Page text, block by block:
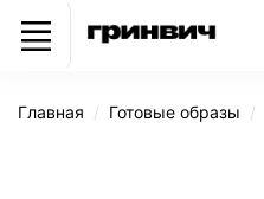
Главная Готовые образы